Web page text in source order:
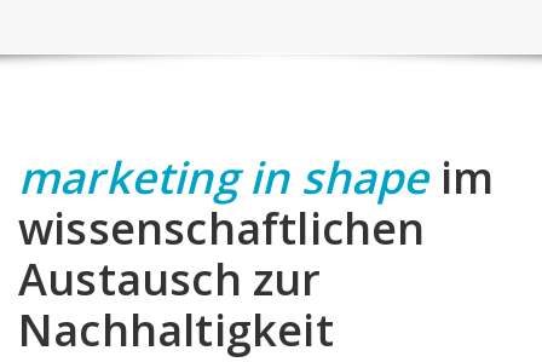
marketing in shapeim
wissenschaftlichen
Austausch zur
Nachhaltigkeit